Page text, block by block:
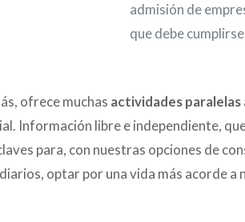
admisión de
que debe
ofrece muchas actividades paralelas
Información libre e independiente,
para, con nuestras opciones de
optar por una vida más acorde a